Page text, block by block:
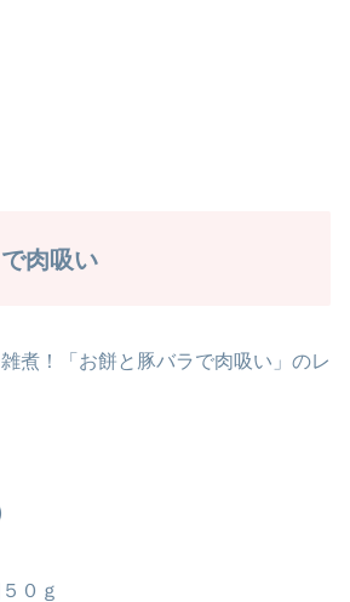
肉吸い
煮！「お餅と豚バラで肉吸い」のレ
０ｇ